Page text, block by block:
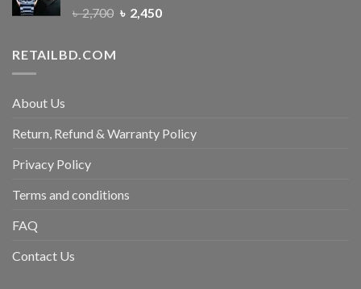
৳2,700 ৳ 2,450
RETAILBD.COM
About Us
Return, Refund & Warranty Policy
Privacy Policy
Terms and conditions
FAQ
Contact Us